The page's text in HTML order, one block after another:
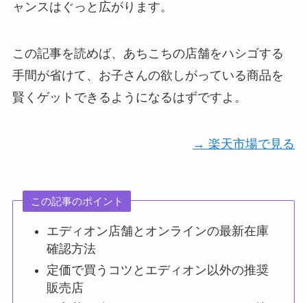
ャンスはぐっと広がります。
この記事を読めば、あちこちの店舗をハシゴする
手間が省けて、お子さんの欲しがっている商品を
賢くゲットできるようになるはずですよ。
→ 楽天市場で見る
この記事のポイント
エディオン店舗とオンラインの最新在庫
確認方法
定価で買うコツとエディオン以外の推奨
販売店